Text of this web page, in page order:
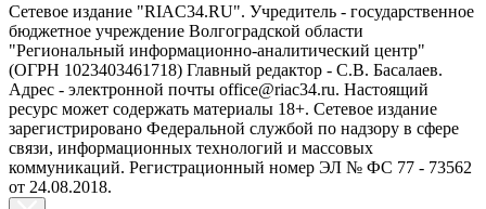
Сетевое издание "RIAC34.RU". Учредитель - государственное
бюджетное учреждение Волгоградской области
"Региональный информационно-аналитический центр"
(ОГРН 1023403461718) Главный редактор - С.В. Басалаев.
Адрес - электронной почты office@riac34.ru. Настоящий
ресурс может содержать материалы 18+. Сетевое издание
зарегистрировано Федеральной службой по надзору в сфере
связи, информационных технологий и массовых
коммуникаций. Регистрационный номер ЭЛ № ФС 77 - 73562
от 24.08.2018.